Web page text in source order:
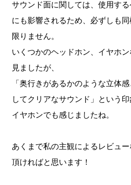
サウンド面に関しては、使用す
にも影響されるため、必ずしも
限りません。
いくつかのヘッドホン、イヤホ
見ましたが、
「奥行きがあるかのような立体
してクリアなサウンド」という印
イヤホンでも感じましたね。
あくまで私の主観によるレビュ
頂ければと思います！